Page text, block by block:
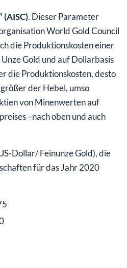
(AISC). Dieser Parameter
World Gold Council
die Produktionskosten einer
Gold und auf Dollarbasis
die Produktionskosten, desto
der Hebel, umso
von Minenwerten auf
–nach oben und auch
Dollar/ Feinunze Gold), die
für das Jahr 2020